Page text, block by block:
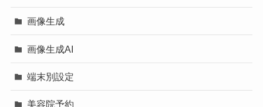
画像生成
画像生成AI
端末別設定
美容院予約